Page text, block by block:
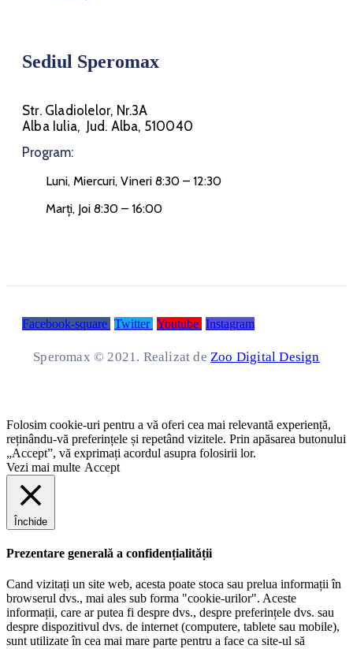
Sediul Speromax
Str. Gladiolelor, Nr.3A
Alba Iulia, Jud. Alba, 510040
Program:
Luni, Miercuri, Vineri 8:30 – 12:30
Marți, Joi 8:30 – 16:00
Facebook-square Twitter Youtube Instagram
Speromax © 2021. Realizat deZoo Digital Design
Folosim cookie-uri pentru a vă oferi cea mai relevantă experiență,
reținându-vă preferințele și repetând vizitele. Prin apăsarea butonului
„Accept”, vă exprimați acordul asupra folosirii lor.
Vezi mai multe Accept
Închide
Prezentare generală a confidențialității
Cand vizitați un site web, acesta poate stoca sau prelua informații în
browserul dvs., mai ales sub forma "cookie-urilor". Aceste
informații, care ar putea fi despre dvs., despre preferințele dvs. sau
despre dispozitivul dvs. de internet (computere, tablete sau mobile),
sunt utilizate în cea mai mare parte pentru a face ca site-ul să